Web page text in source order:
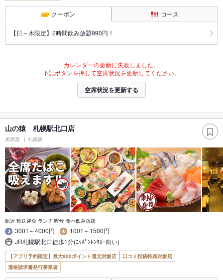
クーポン コース
【日～木限定】2時間飲み放題990円！
カレンダーの更新に失敗しました。
下記ボタンを押して空席状況を更新してください。
空席状況を更新する
山の猿 札幌駅北口店
居酒屋 札幌駅
駅近 歓送迎会 ランチ 喫煙 食べ飲み放題
3001～4000円
1001～1500円
JR札幌駅北口徒歩1分(ﾆｯﾎﾟﾝﾚﾝﾀｶｰ向い)
【アプリ予約限定】最大800ポイント還元対象店
口コミ投稿特典対象店
適格請求書発行事業者